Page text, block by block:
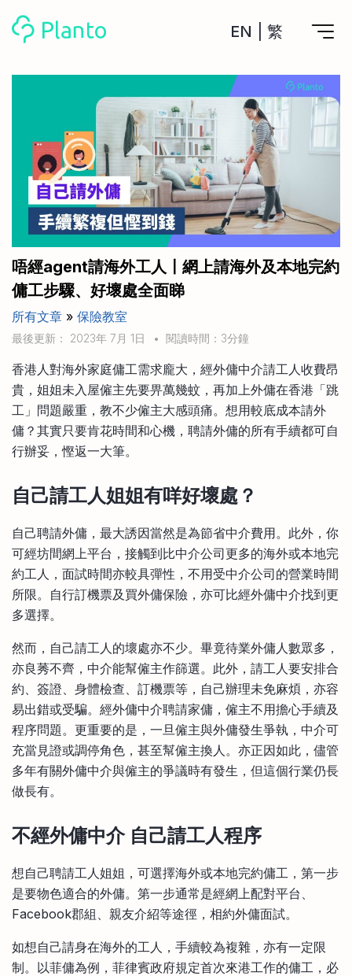
EN 繁
計劃買樓
計劃買樓第一步
全功能記賬
管理及分析所有戶口
管理MPF戶口
一次過管理所有強積金戶口
申請清卡數/私人貸款
CreFIT x Planto推廣優惠
工具
私人貸款
年利率/APR/年息比較
投資戶口 (美股)
比較最抵美股投資戶口
投資戶口 (港股)
比較最抵港股投資戶口
投資加密貨幣
比較最抵Crypto交易所
月供股票計劃
比較最抵月供計劃戶口
比較定存利率
信用卡
比較各種最優惠信用卡
關於我們
Academy
Marketplace
其他網站
手機App與理財資訊
商業解決方案
唔經agent請海外工人〡網上請海外及本地完約
傭工步驟、好壞處全面睇
所有文章 » 保險教室
最後更新： 2023年 7月 1日 • 閱讀時間：3分鐘
香港人對海外家庭傭工需求龐大，經外傭中介請工人收費昂
貴，姐姐未入屋僱主先要畀萬幾蚊，再加上外傭在香港「跳
工」問題嚴重，教不少僱主大感頭痛。想用較底成本請外
傭？其實只要肯花時間和心機，聘請外傭的所有手續都可自
行辦妥，慳返一大筆。
自己請工人姐姐有咩好壞處？
自己聘請外傭，最大誘因當然是為節省中介費用。此外，你
可經坊間網上平台，接觸到比中介公司更多的海外或本地完
約工人，面試時間亦較具彈性，不用受中介公司的營業時間
所限。自行訂機票及買外傭保險，亦可比經外傭中介找到更
多選擇。
然而，自己請工人的壞處亦不少。畢竟待業外傭人數眾多，
亦良莠不齊，中介能幫僱主作篩選。此外，請工人要安排合
約、簽證、身體檢查、訂機票等，自己辦理未免麻煩，亦容
易出錯或受騙。經外傭中介聘請家傭，僱主不用擔心手續及
程序問題。更重要的是，一旦僱主與外傭發生爭執，中介可
充當見證或調停角色，甚至幫僱主換人。亦正因如此，儘管
多年有關外傭中介與僱主的爭議時有發生，但這個行業仍長
做長有。
不經外傭中介 自己請工人程序
想自己聘請工人姐姐，可選擇海外或本地完約傭工，第一步
是要物色適合的外傭。第一步通常是經網上配對平台、
Facebook郡組、親友介紹等途徑，相約外傭面試。
如想自己請身在海外的工人，手續較為複雜，亦有一定限
制。以菲傭為例，菲律賓政府規定首次來港工作的傭工，必